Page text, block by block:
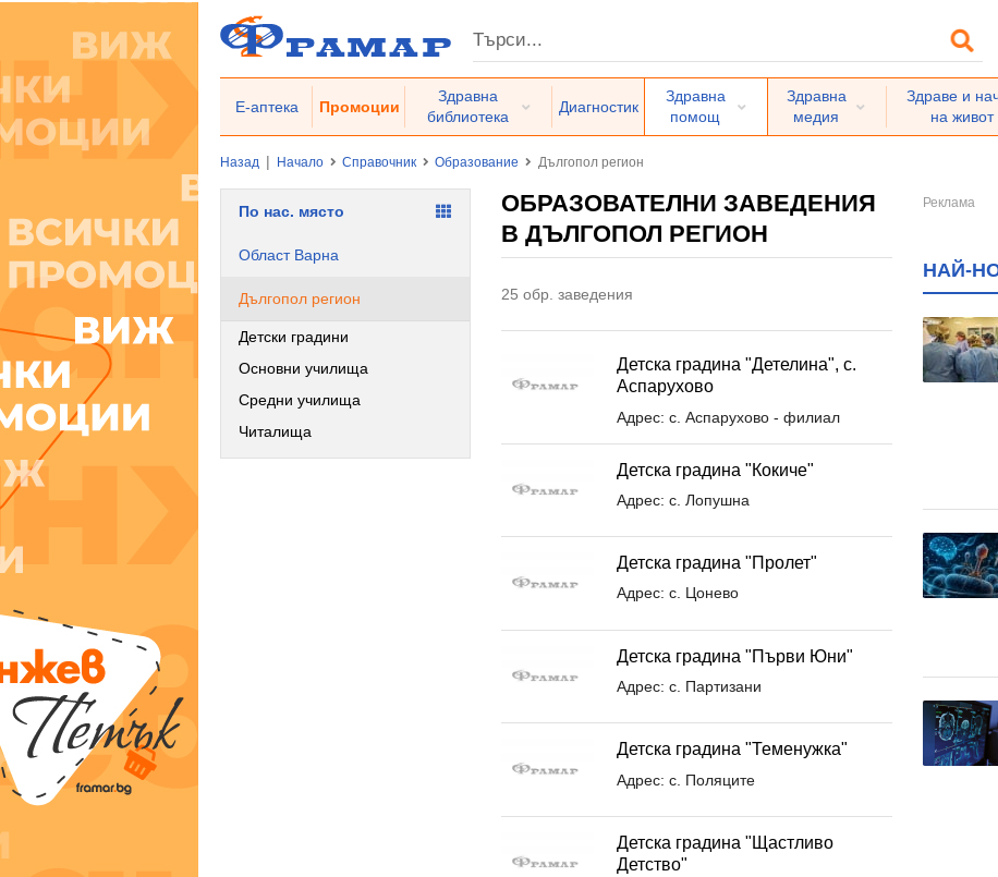
Е-аптека Промоции
Здравна
библиотека
Диагностик
Здравна
помощ
Здравна
медия
Здраве и
на живот
Назад | Начало Справочник Образование Дългопол регион
ОБРАЗОВАТЕЛНИ ЗАВЕДЕНИЯ
В ДЪЛГОПОЛ РЕГИОН
25 обр. заведения
Детска градина "Детелина", с.
Аспарухово
Адрес: с. Аспарухово - филиал
Детска градина "Кокиче"
Адрес: с. Лопушна
Детска градина "Пролет"
Адрес: с. Цонево
Детска градина "Първи Юни"
Адрес: с. Партизани
Детска градина "Теменужка"
Адрес: с. Поляците
Детска градина "Щастливо
Детство"
По нас. място
Област Варна
Дългопол регион
Детски градини
Основни училища
Средни училища
Читалища
НАЙ-